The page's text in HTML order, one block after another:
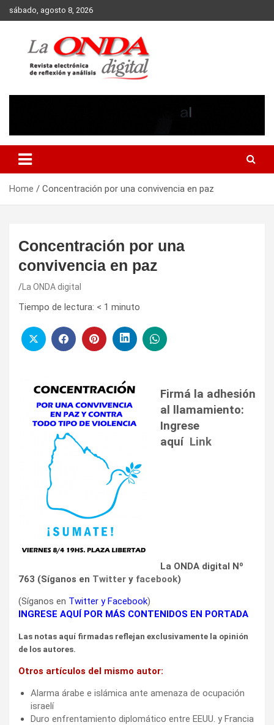
Skip
to
sábado, agosto 8, 2026
Home Concentración por una convivencia en paz
Concentración por una
convivencia en paz
La ONDA digital
Tiempo de lectura: < 1 minuto
Firmá la adhesión
al llamamiento:
Ingrese
aquí Link
La ONDA digital Nº
763 (Síganos en Twitter y facebook)
(Síganos en Twitter yFacebook)
INGRESE AQUÍ POR MÁS CONTENIDOS EN PORTADA
Las notas aquí firmadas reflejan exclusivamente la opinión
de los autores.
Otros artículos del mismo autor:
Alarma árabe e islámica ante amenaza de ocupación
israelí
Duro enfrentamiento diplomático entre EEUU. y Francia